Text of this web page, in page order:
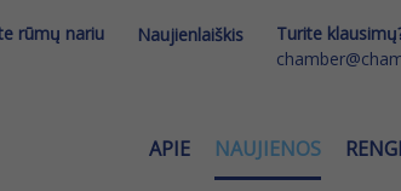
rūmų nariu Naujienlaiškis Turite
APIE NAUJIENOS